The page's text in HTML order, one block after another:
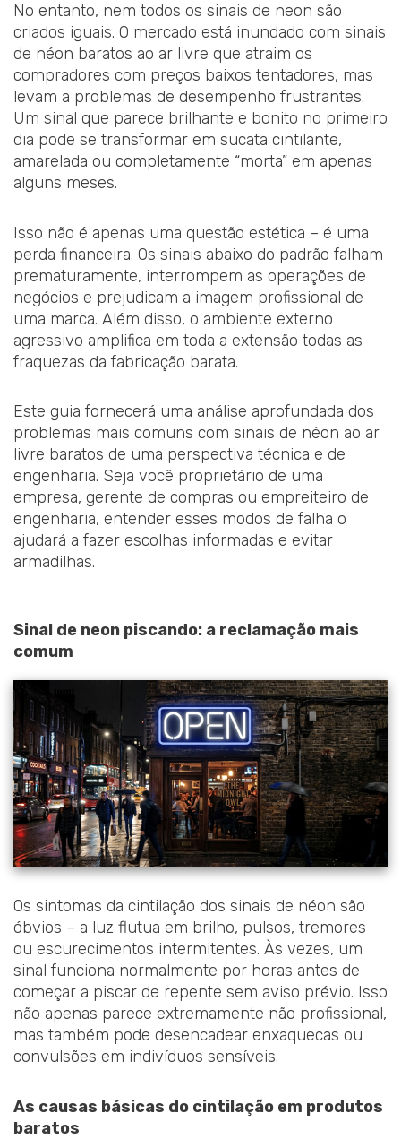
No entanto, nem todos os sinais de neon são
criados iguais. O mercado está inundado com sinais
de néon baratos ao ar livre que atraim os
compradores com preços baixos tentadores, mas
levam a problemas de desempenho frustrantes.
Um sinal que parece brilhante e bonito no primeiro
dia pode se transformar em sucata cintilante,
amarelada ou completamente “morta” em apenas
alguns meses.
Isso não é apenas uma questão estética – é uma
perda financeira. Os sinais abaixo do padrão falham
prematuramente, interrompem as operações de
negócios e prejudicam a imagem profissional de
uma marca. Além disso, o ambiente externo
agressivo amplifica em toda a extensão todas as
fraquezas da fabricação barata.
Este guia fornecerá uma análise aprofundada dos
problemas mais comuns com sinais de néon ao ar
livre baratos de uma perspectiva técnica e de
engenharia. Seja você proprietário de uma
empresa, gerente de compras ou empreiteiro de
engenharia, entender esses modos de falha o
ajudará a fazer escolhas informadas e evitar
armadilhas.
Sinal de neon piscando: a reclamação mais
comum
Os sintomas da cintilação dos sinais de néon são
óbvios – a luz flutua em brilho, pulsos, tremores
ou escurecimentos intermitentes. Às vezes, um
sinal funciona normalmente por horas antes de
começar a piscar de repente sem aviso prévio. Isso
não apenas parece extremamente não profissional,
mas também pode desencadear enxaquecas ou
convulsões em indivíduos sensíveis.
As causas básicas do cintilação em produtos
baratos